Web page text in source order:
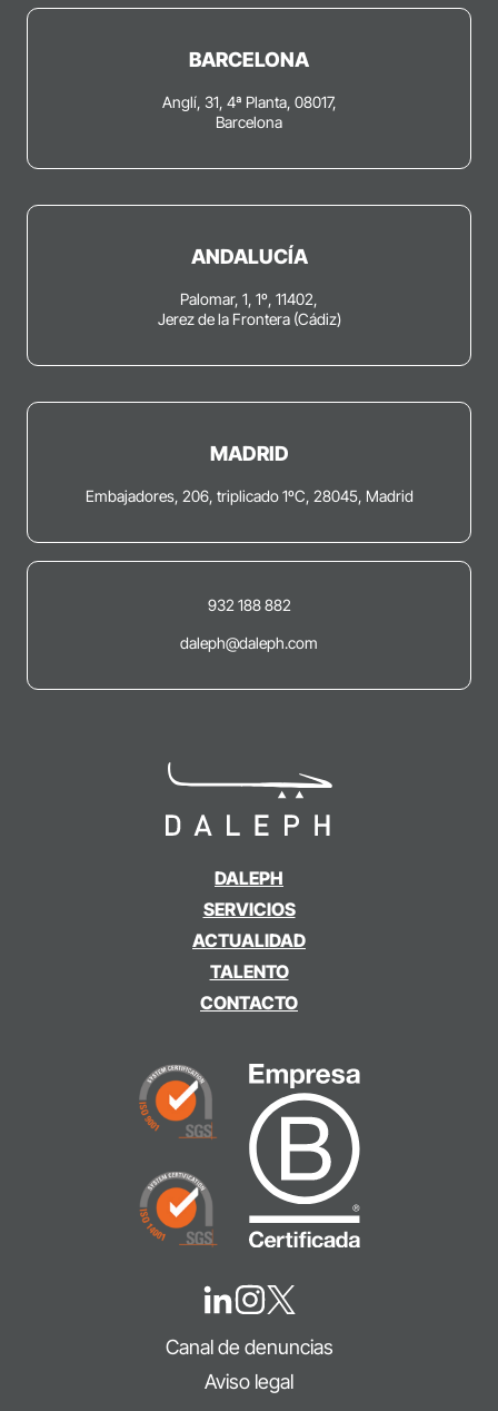
DALEPH
SERVICIOS
ACTUALIDAD
TALENTO
CONTACTO
BARCELONA
Anglí, 31, 4ª Planta, 08017,
Barcelona
ANDALUCÍA
Palomar, 1, 1º, 11402,
Jerez de la Frontera (Cádiz)
MADRID
Embajadores, 206, triplicado 1ºC, 28045, Madrid
932 188 882
daleph@daleph.com
Canal de denuncias
Aviso legal